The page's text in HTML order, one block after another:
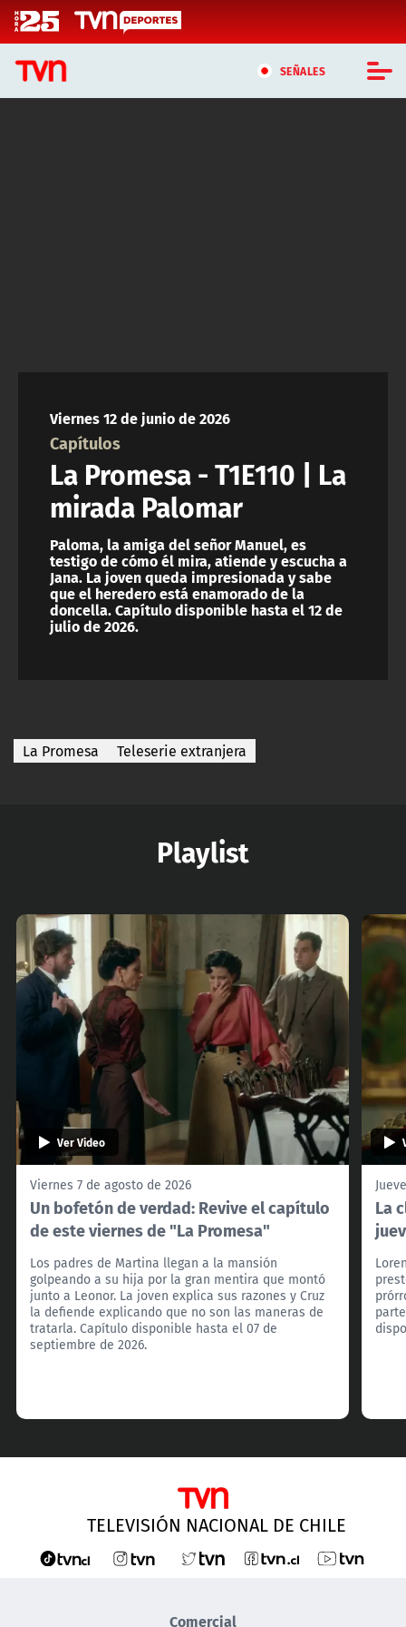
Click acá para ir directamente al contenido
SEÑALES
ACTUALIDAD Y TENDENCIAS
CORPORATIVO Y TRANSPARENCIA
CANAL DE DENUNCIAS
ÁREA DE PROYECTOS
Viernes 12 de junio de 2026
Capítulos
La Promesa - T1E110 | La
mirada Palomar
Paloma, la amiga del señor Manuel, es
testigo de cómo él mira, atiende y escucha a
Jana. La joven queda impresionada y sabe
que el heredero está enamorado de la
doncella. Capítulo disponible hasta el 12 de
julio de 2026.
La Promesa Teleserie extranjera
Playlist
Ver Video
Viernes 7 de agosto de 2026
Un bofetón de verdad: Revive el capítulo
de este viernes de "La Promesa"
Los padres de Martina llegan a la mansión
golpeando a su hija por la gran mentira que montó
junto a Leonor. La joven explica sus razones y Cruz
la defiende explicando que no son las maneras de
tratarla. Capítulo disponible hasta el 07 de
septiembre de 2026.
La
TELEVISIÓN NACIONAL DE CHILE
Comercial